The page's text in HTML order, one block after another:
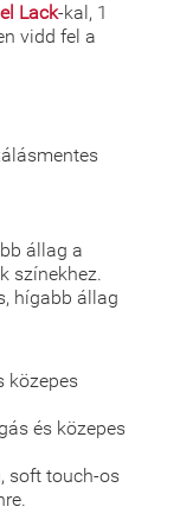
Lack-kal, 1
vidd fel a
állag a
színekhez.
hígabb állag
közepes
és közepes
soft touch-os